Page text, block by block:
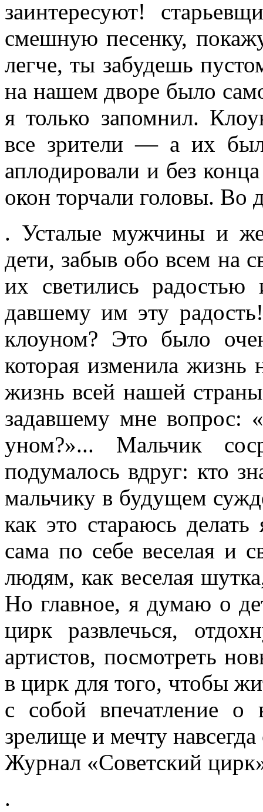
заинтересу­ют!
смешную пе­сенку,
легче, ты забудешь
на нашем дворе было
я только за­помнил.
все зрители — а их
аплодировали и без
окон торча­ли головы. Во
. Усталые мужчины и
дети, забыв обо всем на
их светились радостью
давшему им эту
клоуном? Это было
которая изменила жизнь
жизнь всей нашей
задавшему мне вопрос:
уном?»... Мальчик
подумалось вдруг: кто
мальчику в будущем
как это стараюсь
сама по себе веселая и
людям, как веселая
Но главное, я думаю о
цирк развлечься,
артистов, посмот­реть
в цирк для того, чтобы
с собой впечатление о
зрелище и мечту
Журнал «Советский
.